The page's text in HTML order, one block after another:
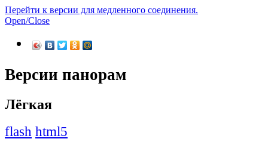
Перейти к версии для медленного соединения.
Open/Close
Версии панорам
Лёгкая
flash html5